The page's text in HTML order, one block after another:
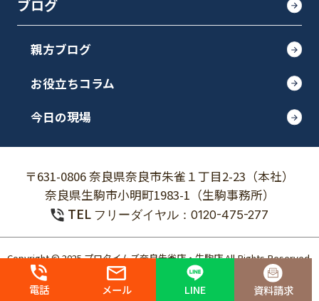
ブログ
親方ブログ
お役立ちコラム
今日の現場
〒631-0806 奈良県奈良市朱雀１丁目2-23（本社）
奈良県生駒市小明町1983-1（生駒事務所）
TEL フリーダイヤル：0120-475-277
Copyright © 2025 プロタイムズ奈良朱雀店・生駒店 All Rights Reserved.
個人情報保護方針
電話 メール LINE 資料請求